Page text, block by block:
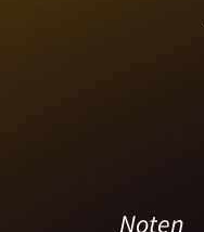
Noten